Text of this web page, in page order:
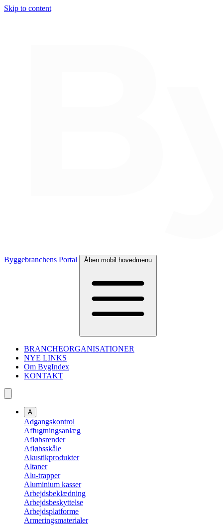
Skip to content
Byggebranchens Portal Åben mobil hovedmenu
BRANCHEORGANISATIONER
NYE LINKS
Om BygIndex
KONTAKT
A
Adgangskontrol
Affugtningsanlæg
Afløbsrender
Afløbsskåle
Akustikprodukter
Altaner
Alu-trapper
Aluminium kasser
Arbejdsbeklædning
Arbejdsbeskyttelse
Arbejdsplatforme
Armeringsmaterialer